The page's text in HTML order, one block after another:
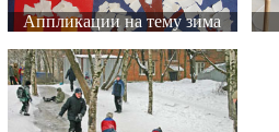
Аппликации на тему зима